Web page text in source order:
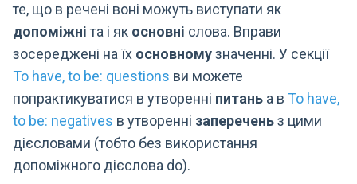
те, що в речені воні можуть виступати як
допоміжніта і як основні слова. Вправи
зосереджені на їх основномузначенні. У секції
To have, to be: questions ви можете
попрактикуватися в утворенні питань а в To have,
to be: negatives в утворенні запереченьз цими
дієсловами (тобто без використання
допоміжного дієслова do).